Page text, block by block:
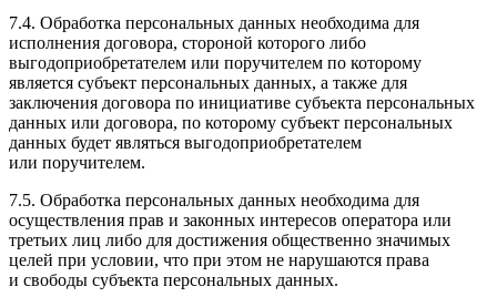
7.4. Обработка персональных данных необходима для
исполнения договора, стороной которого либо
выгодоприобретателем или поручителем по которому
является субъект персональных данных, а также для
заключения договора по инициативе субъекта персональных
данных или договора, по которому субъект персональных
данных будет являться выгодоприобретателем
или поручителем.
7.5. Обработка персональных данных необходима для
осуществления прав и законных интересов оператора или
третьих лиц либо для достижения общественно значимых
целей при условии, что при этом не нарушаются права
и свободы субъекта персональных данных.